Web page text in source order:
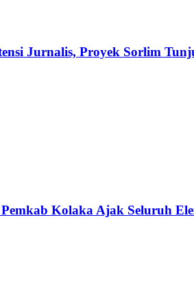
Jurnalis, Proyek Sorlim
Kolaka Ajak Seluruh